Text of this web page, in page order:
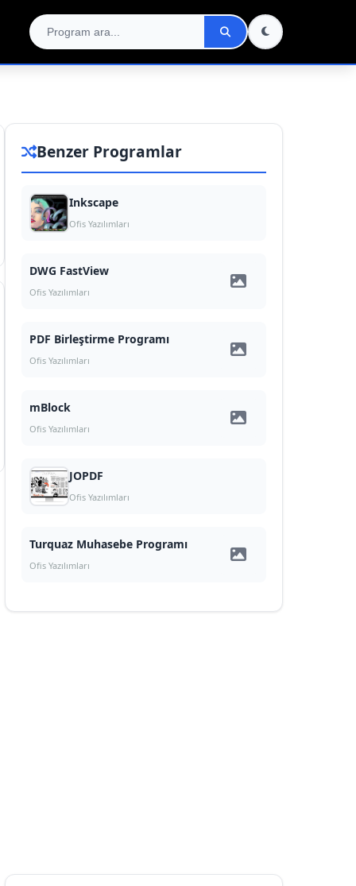
Benzer Programlar
Inkscape
Ofis Yazılımları
DWG FastView
Ofis Yazılımları
PDF Birleştirme Programı
Ofis Yazılımları
mBlock
Ofis Yazılımları
JOPDF
Ofis Yazılımları
Turquaz Muhasebe Programı
Ofis Yazılımları